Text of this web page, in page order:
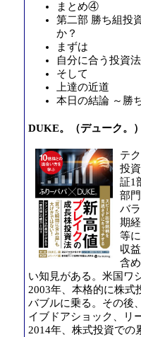
まとめ④
第二部 勝ち組投
か？
まずは
自分に合う投資
そして
上達の近道
本日の結論 ～勝
DUKE。（デューク。）
テ
投
証1
部
バ
期
等
収
含
い知見がある。米国ワ
2003年、本格的に株式
バブルに乗る。その後
イブドアショック、リ
2014年、株式投資での